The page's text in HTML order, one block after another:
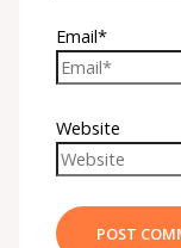
Email*
Website